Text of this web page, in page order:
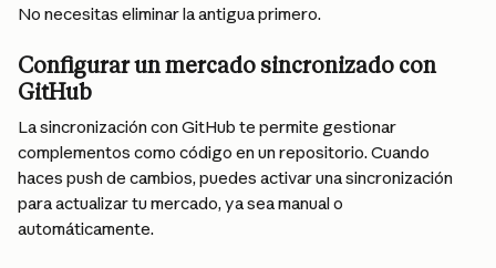
No necesitas eliminar la antigua primero.
Configurar un mercado sincronizado con
GitHub
La sincronización con GitHub te permite gestionar
complementos como código en un repositorio. Cuando
haces push de cambios, puedes activar una sincronización
para actualizar tu mercado, ya sea manual o
automáticamente.